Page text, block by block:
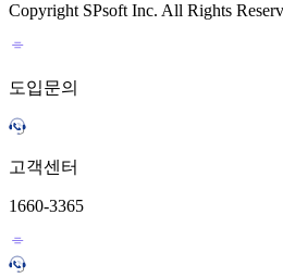
Copyright SPsoft Inc. All Rights
도입문의
고객센터
1660-3365